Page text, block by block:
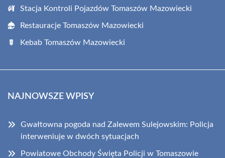
Stacja Kontroli Pojazdów Tomaszów Mazowiecki
Restauracje Tomaszów Mazowiecki
Kebab Tomaszów Mazowiecki
NAJNOWSZE WPISY
Gwałtowna pogoda nad Zalewem Sulejowskim: Policja
interweniuje w dwóch sytuacjach
Powiatowe Obchody Święta Policji w Tomaszowie